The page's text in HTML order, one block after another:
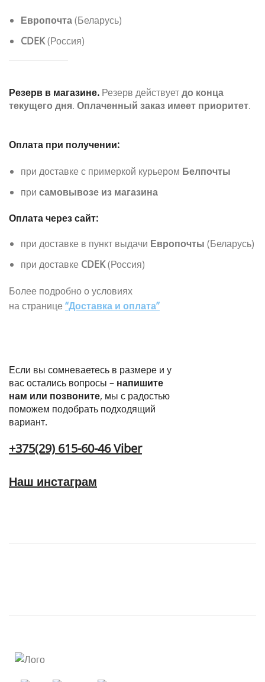
Европочта(Беларусь)
CDEK(Россия)
Резерв в магазине. Резерв действуетдо конца
текущего дня. Оплаченный заказ имеет приоритет.
Оплата при получении:
при доставке с примеркой курьером Белпочты
при самовывозе из магазина
Оплата через сайт:
при доставке в пункт выдачи Европочты (Беларусь)
при доставке CDEK(Россия)
Более подробно о условиях
на странице “Доставка и оплата”
Если вы сомневаетесь в размере и у
вас остались вопросы – напишите
нам или позвоните, мы с радостью
поможем подобрать подходящий
вариант.
+375(29) 615-60-46 Viber
Наш инстаграм